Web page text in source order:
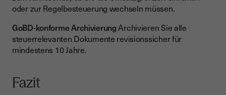
oder zur Regelbesteuerung wechseln müssen.
GoBD-konforme ArchivierungArchivieren Sie alle
steuerrelevanten Dokumente revisionssicher für
mindestens 10 Jahre.
Fazit